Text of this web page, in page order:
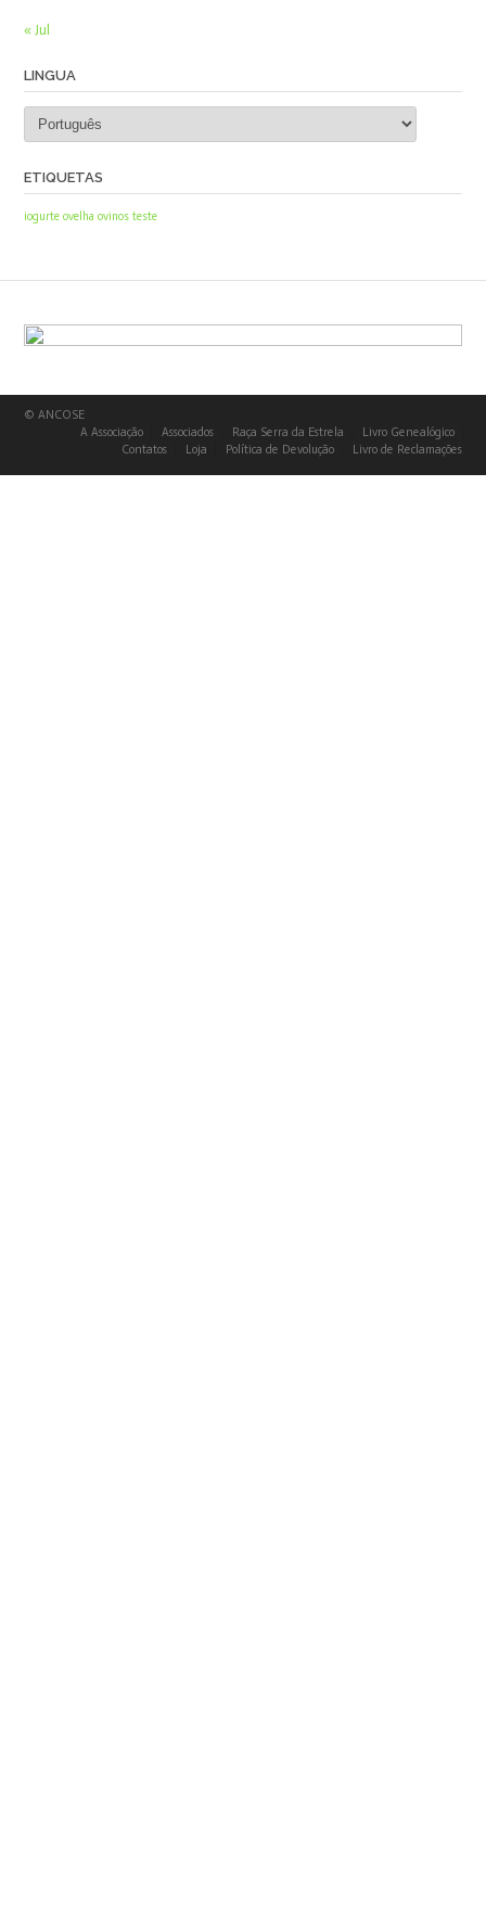
« Jul
LINGUA
ETIQUETAS
iogurte ovelha ovinos teste
© ANCOSE
A Associação
Associados Raça Serra da Estrela
Livro Genealógico
Contatos
Loja Política de Devolução Livro de Reclamações